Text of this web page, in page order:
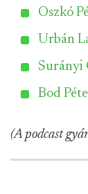
Oszkó
Urbán
Surányi
Bod
(A podcast